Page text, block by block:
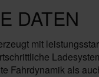
DATEN
mit
Fahrdynamik als